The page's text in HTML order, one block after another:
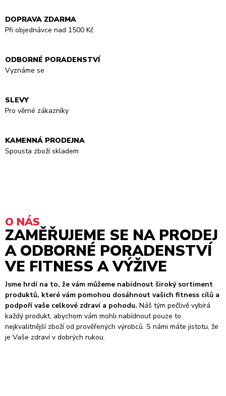
DOPRAVA ZDARMA
Při objednávce nad 1500 Kč
ODBORNÉ PORADENSTVÍ
Vyznáme se
SLEVY
Pro věrné zákazníky
KAMENNÁ PRODEJNA
Spousta zboží skladem
O NÁS
ZAMĚŘUJEME SE NA PRODEJ
A ODBORNÉ PORADENSTVÍ
VE FITNESS A VÝŽIVE
Jsme hrdí na to, že vám můžeme nabídnout široký sortiment
produktů, které vám pomohou dosáhnout vašich fitness cílů a
podpoří vaše celkové zdraví a pohodu. Náš tým pečlivě vybírá
každý produkt, abychom vám mohli nabídnout pouze to
nejkvalitnější zboží od prověřených výrobců. S námi máte jistotu, že
je Vaše zdraví v dobrých rukou.